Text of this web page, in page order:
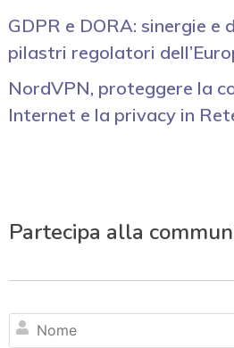
GDPR e DORA: sinergie e
pilastri regolatori
NordVPN, proteggere la
Internet e la privacy in
Partecipa alla